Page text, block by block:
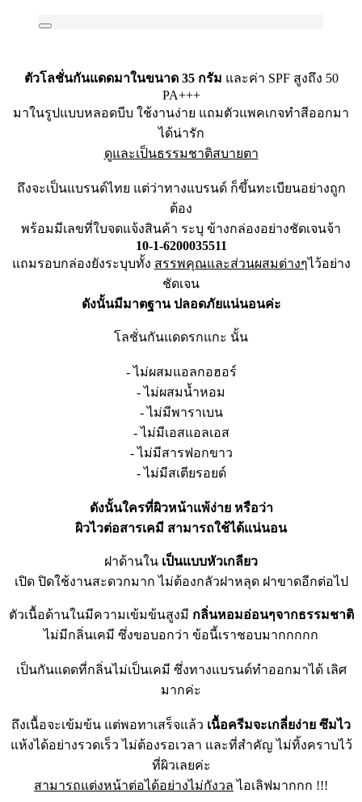
ตัวโลชั่นกันแดดมาในขนาด 35 กรัม และค่า SPF สูงถึง 50
PA+++
มาในรูปแบบหลอดบีบ ใช้งานง่าย แถมตัวแพคเกจทำสีออกมา
ได้น่ารัก
ดูและเป็นธรรมชาติสบายตา
ถึงจะเป็นแบรนด์ไทย แต่ว่าทางแบรนด์ ก็ขึ้นทะเบียนอย่างถูก
ต้อง
พร้อมมีเลขที่ใบจดแจ้งสินค้า ระบุ ข้างกล่องอย่างชัดเจนจ้า
10-1-6200035511
แถมรอบกล่องยังระบุบทั้ง สรรพคุณและส่วนผสมต่างๆไว้อย่าง
ชัดเจน
ดังนั้นมีมาตฐาน ปลอดภัยแน่นอนค่ะ
โลชั่นกันแดดรกแกะ นั้น
- ไม่ผสมแอลกอฮอร์
- ไม่ผสมน้ำหอม
- ไม่มีพาราเบน
- ไม่มีเอสแอลเอส
- ไม่มีสารฟอกขาว
- ไม่มีสเตียรอยด์
ดังนั้นใครที่ผิวหน้าแพ้ง่าย หรือว่า
ผิวไวต่อสารเคมี สามารถใช้ได้แน่นอน
ฝาด้านใน เป็นแบบหัวเกลียว
เปิด ปิดใช้งานสะดวกมาก ไม่ต้องกลัวฝาหลุด ฝาขาดอีกต่อไป
ตัวเนื้อด้านในมีความเข้มข้นสูงมี กลิ่นหอมอ่อนๆจากธรรมชาติ
ไม่มีกลิ่นเคมี ซึ่งขอบอกว่า ข้อนี้เราชอบมากกกกก
เป็นกันแดดที่กลิ่นไม่เป็นเคมี ซึ่งทางแบรนด์ทำออกมาได้ เลิศ
มากค่ะ
ถึงเนื้อจะเข้มข้น แต่พอทาเสร็จแล้ว เนื้อครีมจะเกลี่ยง่าย ซึมไว
แห้งได้อย่างรวดเร็ว ไม่ต้องรอเวลา และที่สำคัญ ไม่ทิ้งคราบไว้
ที่ผิวเลยค่ะ
สามารถแต่งหน้าต่อได้อย่างไม่กังวล ไอเลิฟมากกก !!!